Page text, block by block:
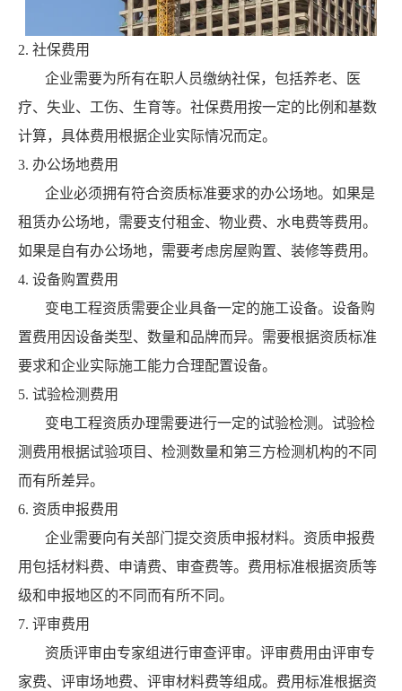
2. 社保费用
企业需要为所有在职人员缴纳社保，包括养老、医
疗、失业、工伤、生育等。社保费用按一定的比例和基数
计算，具体费用根据企业实际情况而定。
3. 办公场地费用
企业必须拥有符合资质标准要求的办公场地。如果是
租赁办公场地，需要支付租金、物业费、水电费等费用。
如果是自有办公场地，需要考虑房屋购置、装修等费用。
4. 设备购置费用
变电工程资质需要企业具备一定的施工设备。设备购
置费用因设备类型、数量和品牌而异。需要根据资质标准
要求和企业实际施工能力合理配置设备。
5. 试验检测费用
变电工程资质办理需要进行一定的试验检测。试验检
测费用根据试验项目、检测数量和第三方检测机构的不同
而有所差异。
6. 资质申报费用
企业需要向有关部门提交资质申报材料。资质申报费
用包括材料费、申请费、审查费等。费用标准根据资质等
级和申报地区的不同而有所不同。
7. 评审费用
资质评审由专家组进行审查评审。评审费用由评审专
家费、评审场地费、评审材料费等组成。费用标准根据资